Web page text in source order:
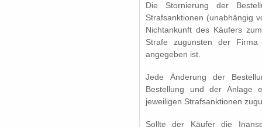
Die Stornierung der
Strafsanktionen (unabhängig
Nichtankunft des Käufers
Strafe zugunsten der
angegeben ist.
Jede Änderung der
Bestellung und der Anlage
jeweiligen Strafsanktionen
Sollte der Käufer die